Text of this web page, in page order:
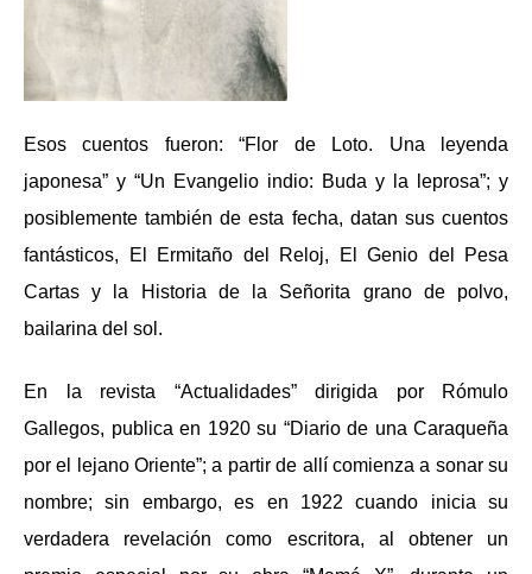
Esos cuentos fueron:“Flor de Loto. Una leyenda
japonesa” y “Un Evangelio indio: Buda y la leprosa”; y
posiblemente también de esta fecha, datan sus cuentos
fantásticos,
El Ermitaño del Reloj, El Genio del Pesa
Cartas y la Historia de la Señorita grano de polvo,
bailarina del sol.
En la revista “Actualidades” dirigida por Rómulo
Gallegos, publica en 1920 su “Diario de una Caraqueña
por el lejano Oriente”; a partir de allí comienza a sonar su
nombre; sin embargo, es en 1922 cuando inicia su
verdadera revelación como escritora, al obtener un